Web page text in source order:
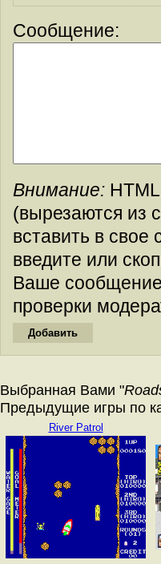
Сообщение:
Внимание:
(вырезаются из
вставить в
введите или
Ваше
проверки
Выбранная Вами "
Предыдущие игры по
River Patrol